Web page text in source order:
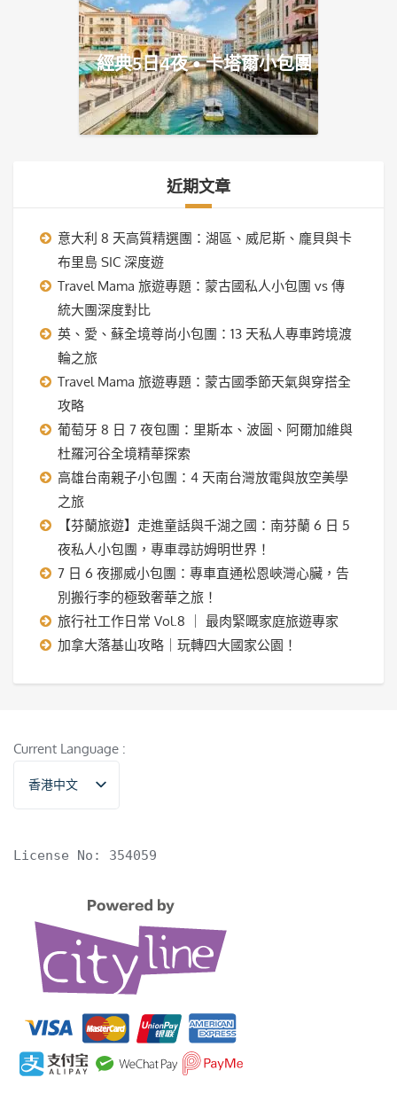
經典5日4夜 • 卡塔爾小包團
近期文章
意大利 8 天高質精選團：湖區、威尼斯、龐貝與卡
布里島 SIC 深度遊
Travel Mama 旅遊專題：蒙古國私人小包團 vs 傳
統大團深度對比
英、愛、蘇全境尊尚小包團：13 天私人專車跨境渡
輪之旅
Travel Mama 旅遊專題：蒙古國季節天氣與穿搭全
攻略
葡萄牙 8 日 7 夜包團：里斯本、波圖、阿爾加維與
杜羅河谷全境精華探索
高雄台南親子小包團：4 天南台灣放電與放空美學
之旅
【芬蘭旅遊】走進童話與千湖之國：南芬蘭 6 日 5
夜私人小包團，專車尋訪姆明世界！
7 日 6 夜挪威小包團：專車直通松恩峽灣心臟，告
別搬行李的極致奢華之旅！
旅行社工作日常 Vol.8 ｜ 最肉緊嘅家庭旅遊專家
加拿大落基山攻略｜玩轉四大國家公園！
Current Language :
香港中文
English
License No: 354059